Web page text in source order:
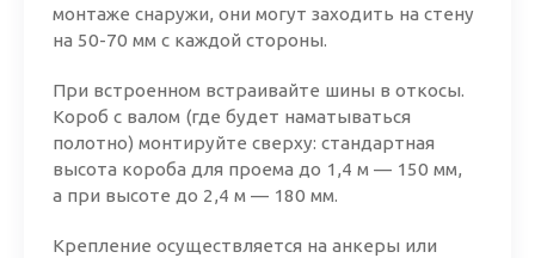
монтаже снаружи, они могут заходить на стену
на 50-70 мм с каждой стороны.
При встроенном встраивайте шины в откосы.
Короб с валом (где будет наматываться
полотно) монтируйте сверху: стандартная
высота короба для проема до 1,4 м — 150 мм,
а при высоте до 2,4 м — 180 мм.
Крепление осуществляется на анкеры или